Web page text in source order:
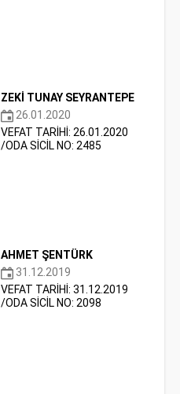
ZEKİ TUNAY SEYRANTEPE
26.01.2020
VEFAT TARİHİ: 26.01.2020
/ODA SİCİL NO: 2485
AHMET ŞENTÜRK
31.12.2019
VEFAT TARİHİ: 31.12.2019
/ODA SİCİL NO: 2098